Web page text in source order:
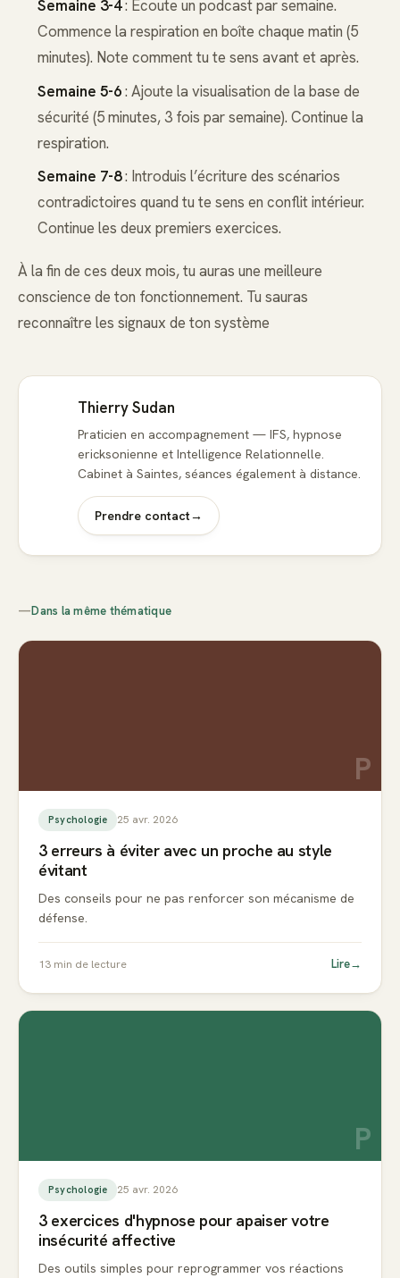
Semaine 3-4: Écoute un podcast par semaine.
Commence la respiration en boîte chaque matin (5
minutes). Note comment tu te sens avant et après.
Semaine 5-6: Ajoute la visualisation de la base de
sécurité (5 minutes, 3 fois par semaine). Continue la
respiration.
Semaine 7-8: Introduis l’écriture des scénarios
contradictoires quand tu te sens en conflit intérieur.
Continue les deux premiers exercices.
À la fin de ces deux mois, tu auras une meilleure
conscience de ton fonctionnement. Tu sauras
reconnaître les signaux de ton système
Thierry Sudan
Praticien en accompagnement — IFS, hypnose
ericksonienne et Intelligence Relationnelle.
Cabinet à Saintes, séances également à distance.
Prendre contact→
—Dans la même thématique
P
Psychologie 25 avr. 2026
3 erreurs à éviter avec un proche au style
évitant
Des conseils pour ne pas renforcer son mécanisme de
défense.
13 min de lecture Lire→
P
Psychologie 25 avr. 2026
3 exercices d'hypnose pour apaiser votre
insécurité affective
Des outils simples pour reprogrammer vos réactions